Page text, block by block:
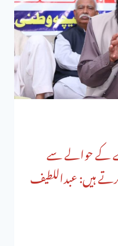
کے حوالے سے
ہیں: عبداللطیف